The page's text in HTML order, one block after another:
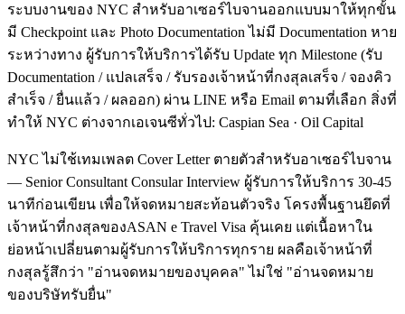
ระบบงานของ NYC สำหรับอาเซอร์ไบจานออกแบบมาให้ทุกขั้น
มี Checkpoint และ Photo Documentation ไม่มี Documentation หาย
ระหว่างทาง ผู้รับการให้บริการได้รับ Update ทุก Milestone (รับ
Documentation / แปลเสร็จ / รับรองเจ้าหน้าที่กงสุลเสร็จ / จองคิว
สำเร็จ / ยื่นแล้ว / ผลออก) ผ่าน LINE หรือ Email ตามที่เลือก สิ่งที่
ทำให้ NYC ต่างจากเอเจนซีทั่วไป: Caspian Sea · Oil Capital
NYC ไม่ใช้เทมเพลต Cover Letter ตายตัวสำหรับอาเซอร์ไบจาน
— Senior Consultant Consular Interview ผู้รับการให้บริการ 30-45
นาทีก่อนเขียน เพื่อให้จดหมายสะท้อนตัวจริง โครงพื้นฐานยึดที่
เจ้าหน้าที่กงสุลของASAN e Travel Visa คุ้นเคย แต่เนื้อหาใน
ย่อหน้าเปลี่ยนตามผู้รับการให้บริการทุกราย ผลคือเจ้าหน้าที่
กงสุลรู้สึกว่า "อ่านจดหมายของบุคคล" ไม่ใช่ "อ่านจดหมาย
ของบริษัทรับยื่น"